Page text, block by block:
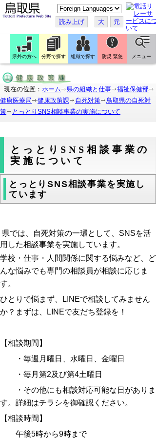
こ
の
ペ
ー
ジ
翻
訳
す
読み上げ 大 元
県外の方へ 分野で探す 組織で探す 防災 緊急 メニュー
現在の位置： ホーム 県の組織と仕事
福祉保健部
健康医療局
健康政策課 自死対策
鳥取県の自死対
策
とっとりSNS相談事業の実施について
とっとりSNS相談事業の
実施について
とっとりSNS相談事業を実施し
ています
県では、自死対策の一環として、SNSを活
用した相談事業を実施しています。
学校・仕事・人間関係に関する悩みなど、ど
んな悩みでも専門の相談員が相談に応じま
す。
ひとりで悩まず、LINEで相談してみません
か？まずは、LINEで友だち登録を！
【相談期間】
・毎週月曜日、水曜日、金曜日
・毎月第2及び第4土曜日
・その他にも相談対応可能な日がありま
す。詳細はチラシを御確認ください。
【相談時間】
午後5時から9時まで